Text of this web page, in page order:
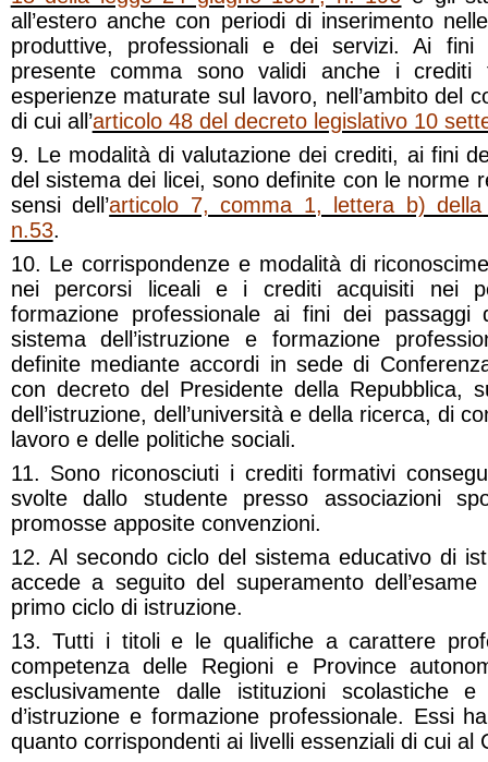
all’estero anche con periodi di inserimento
produttive, professionali e dei servizi. Ai
presente comma sono validi anche i crediti
esperienze maturate sul lavoro, nell’ambito del
di cui all’articolo 48 del decreto legislativo 10
9. Le modalità di valutazione dei crediti, ai fini
del sistema dei licei, sono definite con le norme
sensi dell’articolo 7, comma 1, lettera b)
n.53.
10. Le corrispondenze e modalità di
nei percorsi liceali e i crediti acquisiti nei
formazione professionale ai fini dei
sistema dell’istruzione e formazione
definite mediante accordi in sede di
con decreto del Presidente della Repubblica,
dell’istruzione, dell’università e della ricerca, di
lavoro e delle politiche sociali.
11. Sono riconosciuti i crediti formativi
svolte dallo studente presso associazioni
promosse apposite convenzioni.
12. Al secondo ciclo del sistema educativo di
accede a seguito del superamento
primo ciclo di istruzione.
13. Tutti i titoli e le qualifiche a carattere
competenza delle Regioni e Province
esclusivamente dalle istituzioni scolastiche
d’istruzione e formazione professionale. Essi
quanto corrispondenti ai livelli essenziali di cui al